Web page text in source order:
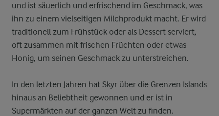
und ist säuerlich und erfrischend im Geschmack, was
ihn zu einem vielseitigen Milchprodukt macht. Er wird
traditionell zum Frühstück oder als Dessert serviert,
oft zusammen mit frischen Früchten oder etwas
Honig, um seinen Geschmack zu unterstreichen.
In den letzten Jahren hat Skyr über die Grenzen Islands
hinaus an Beliebtheit gewonnen und er ist in
Supermärkten auf der ganzen Welt zu finden.